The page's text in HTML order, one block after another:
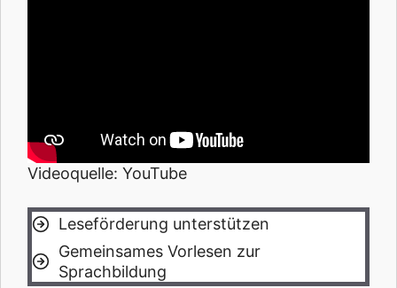
Videoquelle: YouTube
Leseförderung unterstützen
Gemeinsames Vorlesen zur
Sprachbildung